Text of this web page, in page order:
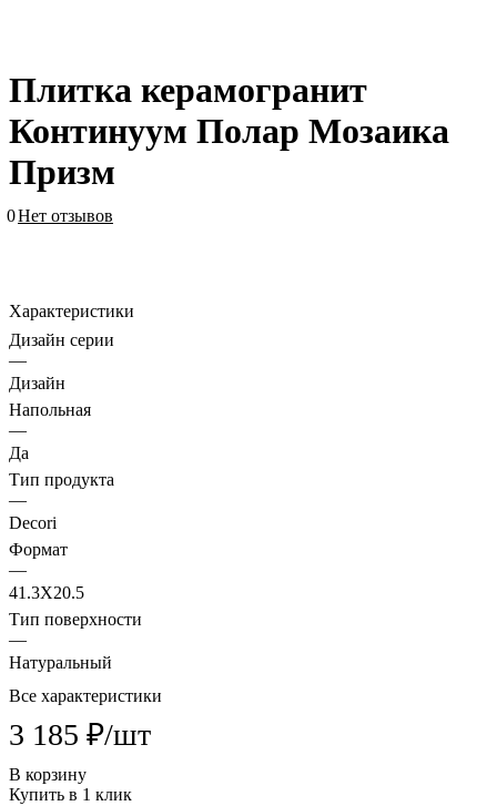
Плитка керамогранит
Континуум Полар Мозаика
Призм
0Нет отзывов
Характеристики
Дизайн серии
—
Дизайн
Напольная
—
Да
Тип продукта
—
Decori
Формат
—
41.3X20.5
Тип поверхности
—
Натуральный
Все характеристики
3 185 ₽/шт
В корзину
Купить в 1 клик